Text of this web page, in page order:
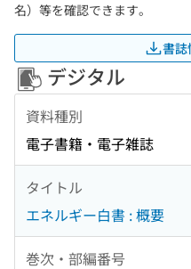
名）等を確認できます。
書誌
デジタル
資料種別
電子書籍・電子雑誌
タイトル
エネルギー白書 : 概要
巻次・部編番号